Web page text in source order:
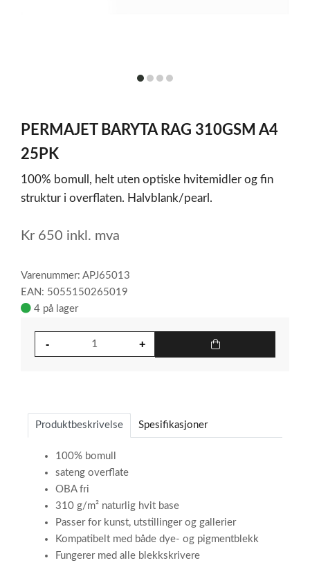
itemitemitemitem
of
4
PERMAJET BARYTA RAG 310GSM A4
25PK
100% bomull, helt uten optiske hvitemidler og fin
struktur i overflaten. Halvblank/pearl.
Kr 650 inkl. mva
Varenummer: APJ65013
EAN: 5055150265019
4 på lager
Produktbeskrivelse Spesifikasjoner
100% bomull
sateng overflate
OBA fri
310 g/m² naturlig hvit base
Passer for kunst, utstillinger og gallerier
Kompatibelt med både dye- og pigmentblekk
Fungerer med alle blekkskrivere